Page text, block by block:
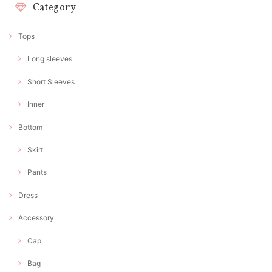
Category
Tops
Long sleeves
Short Sleeves
Inner
Bottom
Skirt
Pants
Dress
Accessory
Cap
Bag